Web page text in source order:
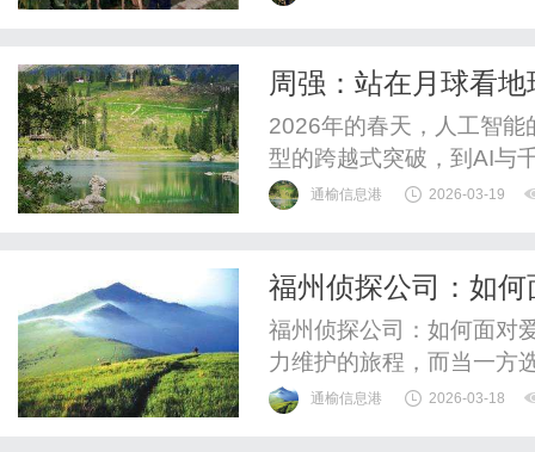
周强：站在月球看
2026年的春天，人工智
型的跨越式突破，到AI与
立：我们正站在一个新时
筑梦”AI教育及剪流AI员工
通榆信息港 2026-03-19
福州侦探公司：如
福州侦探公司：如何面对
力维护的旅程，而当一方
甚至对未来失去信心。那
通榆信息港 2026-03-18